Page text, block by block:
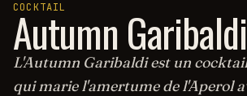
COCKTAIL
Autumn Garibaldi
L'Autumn Garibaldi est un
qui marie l'amertume de l'Aperol